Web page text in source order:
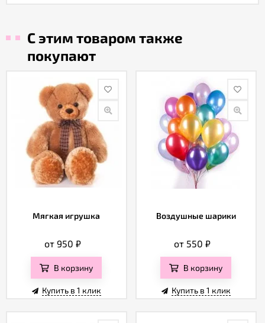
С этим товаром также
покупают
Мягкая игрушка
от 950₽
В корзину
Купить в 1 клик
Воздушные шарики
от 550₽
В корзину
Купить в 1 клик